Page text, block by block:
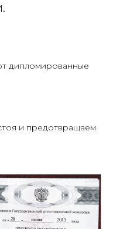
дипломированные
и предотвращаем